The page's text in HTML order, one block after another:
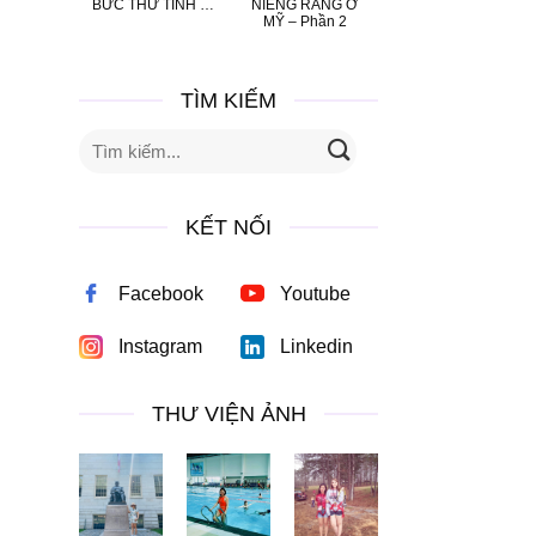
BỨC THƯ TÌNH …
NIỀNG RĂNG Ở
MỸ – Phần 2
TÌM KIẾM
KẾT NỐI
Facebook Youtube
Instagram Linkedin
THƯ VIỆN ẢNH